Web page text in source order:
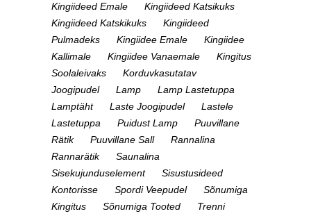
Kingiideed Emale
Kingiideed Katsikuks
Kingiideed Katskikuks
Kingiideed
Pulmadeks
Kingiidee Emale
Kingiidee
Kallimale
Kingiidee Vanaemale
Kingitus
Soolaleivaks
Korduvkasutatav
Joogipudel
Lamp
Lamp Lastetuppa
Lamptäht
Laste Joogipudel
Lastele
Lastetuppa
Puidust Lamp
Puuvillane
Rätik
Puuvillane Sall
Rannalina
Rannarätik
Saunalina
Sisekujunduselement
Sisustusideed
Kontorisse
Spordi Veepudel
Sõnumiga
Kingitus
Sõnumiga Tooted
Trenni